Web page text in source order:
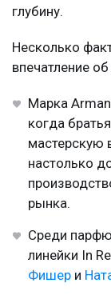
глубину.
Несколько
впечатление
Марка
когда
мастерскую
настолько
рынка.
Среди
линейки In
Фишер и